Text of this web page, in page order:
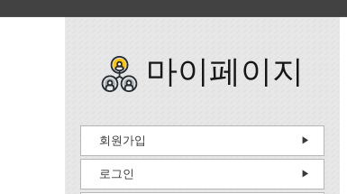
마이페이지
회원가입
로그인